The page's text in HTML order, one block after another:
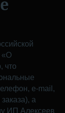
«О
что
e-mail,
а
ИП Алексеев